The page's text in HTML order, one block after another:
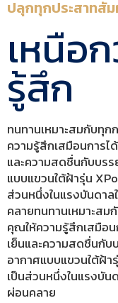
ปลุกทุกประสาทสั
เหนือ
รู้สึก
ทนทานเหมาะสมกับทุ
ความรู้สึกเสมือนการไ
และความสดชื่นกับบร
แบบแขวนใต้ฝ้ารุ่น
ส่วนหนึ่งในแรงบันดา
คลายทนทานเหมาะส
คุณให้ความรู้สึกเสมือ
เย็นและความสดชื่นกั
อากาศแบบแขวนใต้ฝ้
เป็นส่วนหนึ่งในแรงบั
ผ่อนคลาย